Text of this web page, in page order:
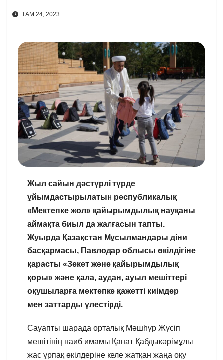
ТАМ 24, 2023
Жыл сайын дәстүрлі түрде
ұйымдастырылатын республикалық
«Мектепке жол» қайырымдылық науқаны
аймақта биыл да жалғасын тапты.
Жуырда Қазақстан Мұсылмандары діни
басқармасы, Павлодар облысы өкілдігіне
қарасты «Зекет және қайырымдылық
қоры» және қала, аудан, ауыл мешіттері
оқушыларға мектепке қажетті киімдер
мен заттарды үлестірді.
Сауапты шарада орталық Мәшһүр Жүсіп
мешітінің наиб имамы Қанат Қабдыкәрімұлы
жас ұрпақ өкілдеріне келе жатқан жаңа оқу